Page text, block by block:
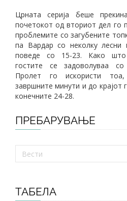
Црната серија беше
почетокот од вториот дел го
проблемите со загубените
па Вардар со неколку лесни
поведе со 15-23. Како
гостите се задоволуваа со
Пролет го искористи
завршните минути и до крајот
конечните 24-28.
ПРЕБАРУВАЊЕ
ТАБЕЛА